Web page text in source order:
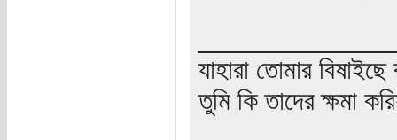
যাহারা তোমার
তুমি কি তাদের ক্ষমা